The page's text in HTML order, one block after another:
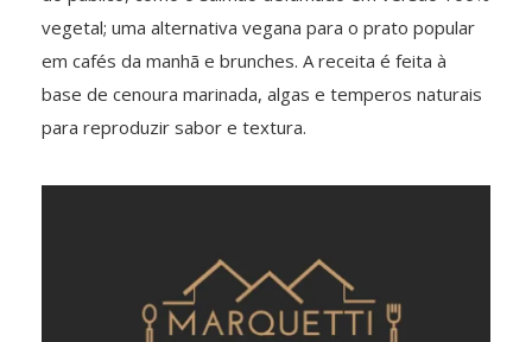
vegetal; uma alternativa vegana para o prato popular
em cafés da manhã e brunches. A receita é feita à
base de cenoura marinada, algas e temperos naturais
para reproduzir sabor e textura.